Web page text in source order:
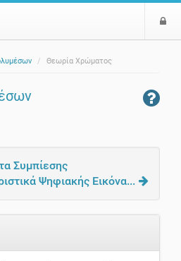
Θεωρία Χρώματος
Συμπίεσης
Ψηφιακής Εικόνα...